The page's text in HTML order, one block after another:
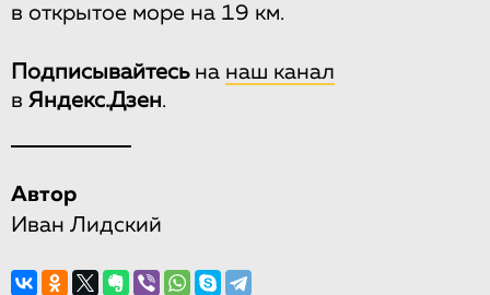
в открытое море на 19 км.
Подписывайтесьна наш канал
в Яндекс.Дзен.
Автор
Иван Лидский